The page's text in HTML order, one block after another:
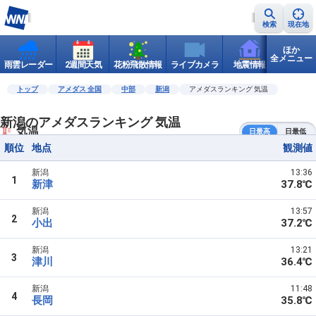
検索 現在地
雨雲レーダー 2週間天気 花粉飛散情報 ライブカメラ 地震情報 世界天
ほか
全メニュー
トップ アメダス 全国 中部 新潟 アメダスランキング 気温
新潟のアメダスランキング 気温
気温 日最高 日最低
順位 地点 観測値
1
新潟
新津
13:36
37.8℃
2
新潟
小出
13:57
37.2℃
3
新潟
津川
13:21
36.4℃
4
新潟
長岡
11:48
35.8℃